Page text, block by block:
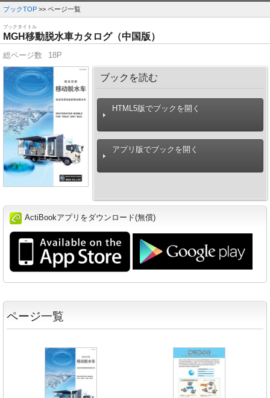
ブックTOP >> ページ一覧
ブックタイトル
MGH移動脱水車カタログ（中国版）
総ページ数 18P
ブックを読む
HTML5版でブックを開く
アプリ版でブックを開く
ActiBookアプリをダウンロード(無償)
ページ一覧